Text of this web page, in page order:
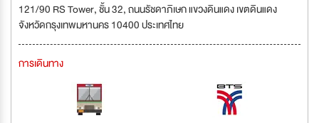
121/90 RS Tower, ชั้น 32, ถนนรัชดาภิเษก แขวงดินแดง เขตดินแดง
จังหวัดกรุงเทพมหานคร 10400 ประเทศไทย
การเดินทาง